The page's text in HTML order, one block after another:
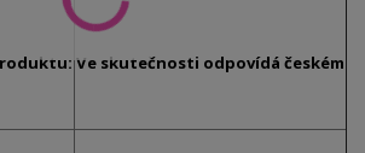
Ve skutečnosti odpovídá českému